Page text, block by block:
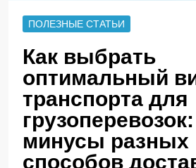
ПОЛЕЗНЫЕ СТАТЬИ
Как выбрать
оптимальный
транспорта для
минусы разных
способов